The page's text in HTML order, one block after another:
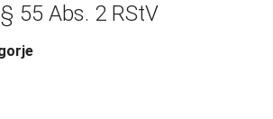
55 Abs. 2 RStV